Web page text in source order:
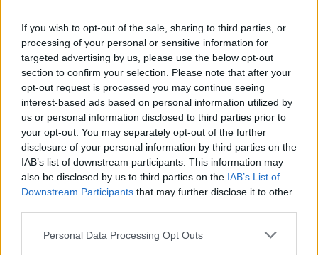
If you wish to opt-out of the sale, sharing to third parties, or
processing of your personal or sensitive information for
targeted advertising by us, please use the below opt-out
section to confirm your selection. Please note that after your
opt-out request is processed you may continue seeing
interest-based ads based on personal information utilized by
us or personal information disclosed to third parties prior to
your opt-out. You may separately opt-out of the further
disclosure of your personal information by third parties on the
IAB’s list of downstream participants. This information may
also be disclosed by us to third parties on the IAB’s List of
Downstream Participants that may further disclose it to other
Personal Data Processing Opt Outs
ΔΕΙΤΕ ΕΠΙΣΗΣ
ΣΤΗΝ ΙΔΙΑ ΚΑΤΗΓΟΡΙΑ
Ξέχνα τα μουσεία: Οι τουρίστες
τρέχουν πλέον εδώ